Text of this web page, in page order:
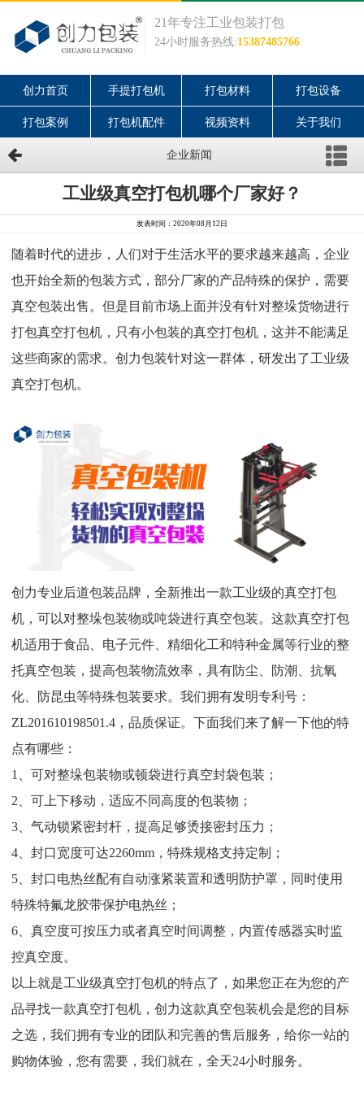
21年专注工业包装打包
24小时服务热线:15387485766
创力首页 手提打包机 打包材料 打包设备
打包案例 打包机配件 视频资料 关于我们
企业新闻
工业级真空打包机哪个厂家好？
发表时间：2020年08月12日
随着时代的进步，人们对于生活水平的要求越来越高，企业
也开始全新的包装方式，部分厂家的产品特殊的保护，需要
真空包装出售。但是目前市场上面并没有针对整垛货物进行
打包真空打包机，只有小包装的真空打包机，这并不能满足
这些商家的需求。创力包装针对这一群体，研发出了工业级
真空打包机。
创力专业后道包装品牌，全新推出一款工业级的真空打包
机，可以对整垛包装物或吨袋进行真空包装。这款真空打包
机适用于食品、电子元件、精细化工和特种金属等行业的整
托真空包装，提高包装物流效率，具有防尘、防潮、抗氧
化、防昆虫等特殊包装要求。我们拥有发明专利号：
ZL201610198501.4 ，品质保证。下面我们来了解一下他的特
点有哪些：
1
、可对整垛包装物或顿袋进行真空封袋包装；
2 、可上下移动，适应不同高度的包装物；
3 、气动锁紧密封杆，提高足够烫接密封压力；
4 、封口宽度可达2260mm ，特殊规格支持定制；
5 、封口电热丝配有自动涨紧装置和透明防护罩，同时使用
特殊特氟龙胶带保护电热丝；
6 、真空度可按压力或者真空时间调整，内置传感器实时监
控真空度。
以上就是工业级真空打包机的特点了，如果您正在为您的产
品寻找一款真空打包机，创力这款真空包装机会是您的目标
之选，我们拥有专业的团队和完善的售后服务，给你一站的
购物体验，您有需要，我们就在，全天24小时服务。